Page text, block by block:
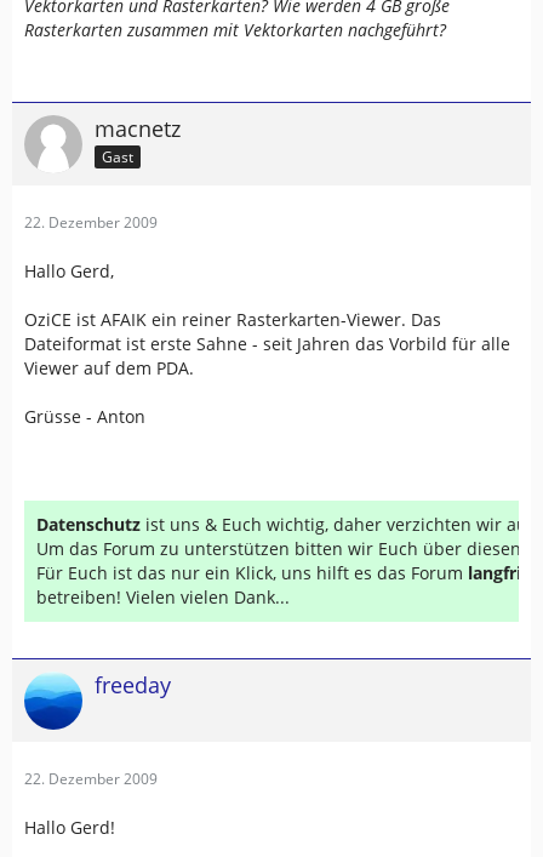
Vektorkarten und Rasterkarten? Wie werden 4 GB große
Rasterkarten zusammen mit Vektorkarten nachgeführt?
macnetz
Gast
22. Dezember 2009
Hallo Gerd,
OziCE ist AFAIK ein reiner Rasterkarten-Viewer. Das
Dateiformat ist erste Sahne - seit Jahren das Vorbild für alle
Viewer auf dem PDA.
Grüsse - Anton
Datenschutz ist uns & Euch wichtig, daher verzichten wir auf
Um das Forum zu unterstützen bitten wir Euch über diesen
Für Euch ist das nur ein Klick, uns hilft es das Forum
betreiben! Vielen vielen Dank...
freeday
22. Dezember 2009
Hallo Gerd!